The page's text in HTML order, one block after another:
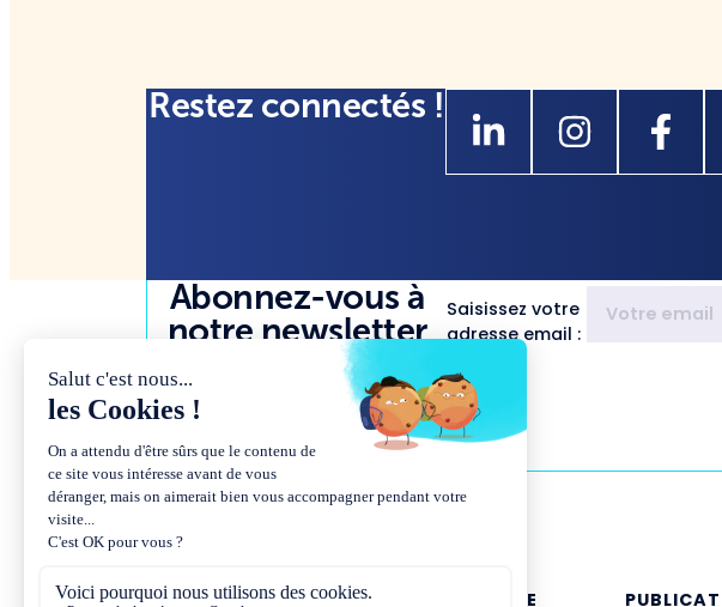
Restez connectés !
Abonnez-vous à
notre newsletter
Saisissez votre
adresse email :
NOUS CONNAÎTRE